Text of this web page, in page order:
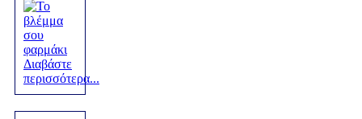
Διαβάστε
περισσότερα...